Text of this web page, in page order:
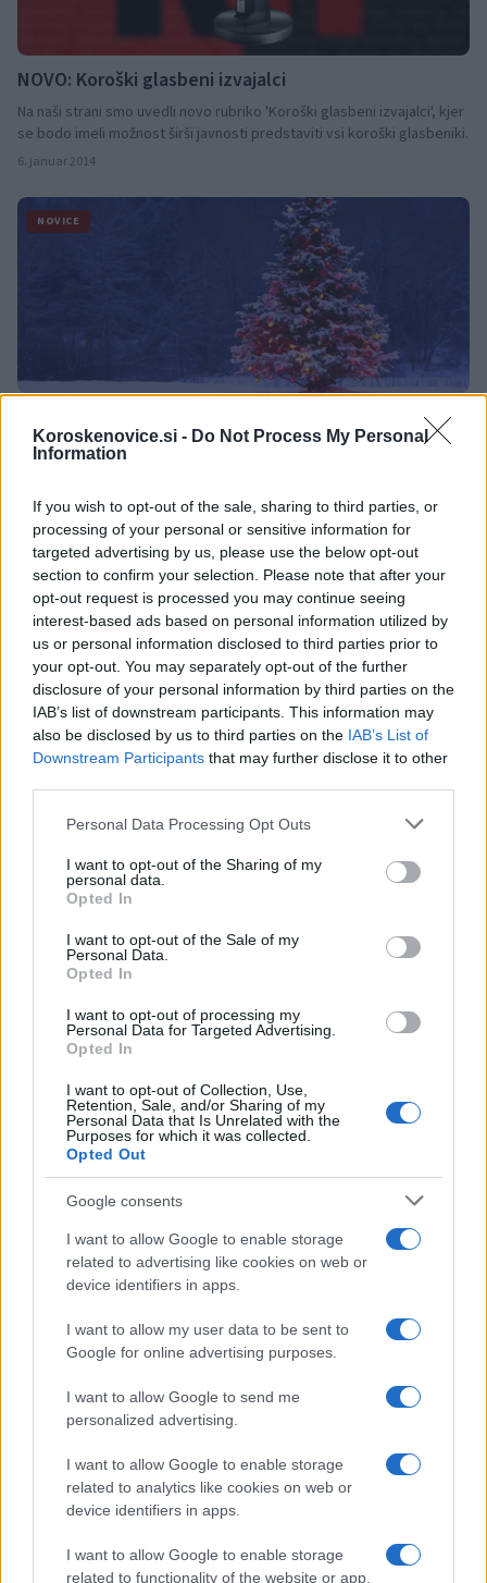
Koroskenovice.si - Do Not Process My Personal
Information
If you wish to opt-out of the sale, sharing to third parties, or
processing of your personal or sensitive information for
targeted advertising by us, please use the below opt-out
section to confirm your selection. Please note that after your
opt-out request is processed you may continue seeing
interest-based ads based on personal information utilized by
us or personal information disclosed to third parties prior to
your opt-out. You may separately opt-out of the further
disclosure of your personal information by third parties on the
IAB’s list of downstream participants. This information may
also be disclosed by us to third parties on the IAB’s List of
Downstream Participants that may further disclose it to other
Please note that this website/app uses one or more Google
not limited to your visit or usage behaviour. You may click to
grant or deny consent to Google and its third-party tags to
use your data for below specified purposes in below Google
consent section.
Personal Data Processing Opt Outs
I want to opt-out of the Sharing of my
personal data.
Opted In
I want to opt-out of the Sale of my
Personal Data.
Opted In
I want to opt-out of processing my
Personal Data for Targeted Advertising.
Opted In
I want to opt-out of Collection, Use,
Retention, Sale, and/or Sharing of my
Personal Data that Is Unrelated with the
Purposes for which it was collected.
Opted Out
Google consents
I want to allow Google to enable storage
related to advertising like cookies on web or
device identifiers in apps.
I want to allow my user data to be sent to
Google for online advertising purposes.
I want to allow Google to send me
personalized advertising.
I want to allow Google to enable storage
related to analytics like cookies on web or
device identifiers in apps.
I want to allow Google to enable storage
related to functionality of the website or app.
NOVO: Koroški glasbeni izvajalci
Na naši strani smo uvedli novo rubriko 'Koroški glasbeni izvajalci', kjer
se bodo imeli možnost širši javnosti predstaviti vsi koroški glasbeniki.
6. januar 2014
NOVICE
Dragi Korošci, drage Korošice in dragi ostali obiskovalci naše strani:
24. december 2013
ZABAVA
Kje na Koroškem preživeti najdaljšo noč v letu?
Bliža se najdaljša noč v letu. Nekateri jo bodo praznovali doma z
silvestrovanja na prostem, pa smo za vas pripravili seznam, kje na
ŠPORT
VIDEO: Članice NTK Fužinar zanesljivo prve
Videoposnetek iz športne dvorane (DTK) Ravne na Koroškem, kjer so
potekale Finale namiznoteniškega pokala RS za člane in članice 2014.
Članice NTK Fužinar so z 5:2 zasedle prvo mesto!
14. december 2013
S svojo željo, utrinkom ali vzpodbudno mislijo lahko
Klub koroških študentov tekom decembra znova organizira